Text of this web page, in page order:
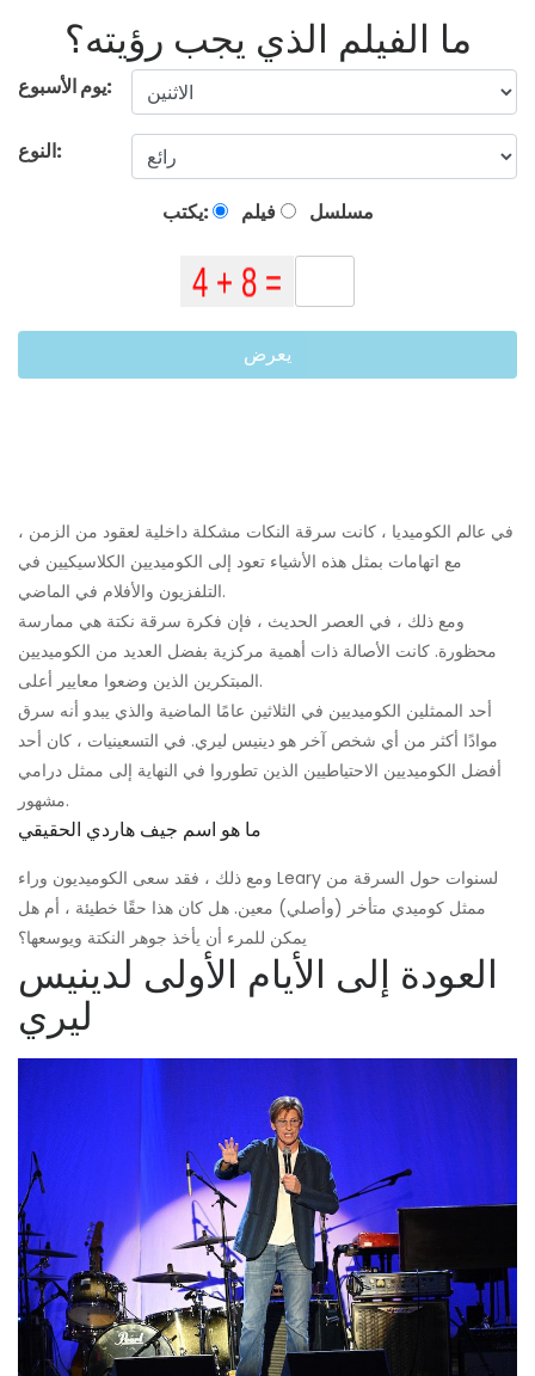
ما الفيلم الذي يجب رؤيته؟
يوم الأسبوع:
النوع:
يكتب: فيلم مسلسل
يعرض
في عالم الكوميديا ​​، كانت سرقة النكات مشكلة داخلية لعقود من الزمن ،
مع اتهامات بمثل هذه الأشياء تعود إلى الكوميديين الكلاسيكيين في
التلفزيون والأفلام في الماضي.
ومع ذلك ، في العصر الحديث ، فإن فكرة سرقة نكتة هي ممارسة
محظورة. كانت الأصالة ذات أهمية مركزية بفضل العديد من الكوميديين
المبتكرين الذين وضعوا معايير أعلى.
أحد الممثلين الكوميديين في الثلاثين عامًا الماضية والذي يبدو أنه سرق
موادًا أكثر من أي شخص آخر هو دينيس ليري. في التسعينيات ، كان أحد
أفضل الكوميديين الاحتياطيين الذين تطوروا في النهاية إلى ممثل درامي
مشهور.
ما هو اسم جيف هاردي الحقيقي
ومع ذلك ، فقد سعى الكوميديون وراء Leary لسنوات حول السرقة من
ممثل كوميدي متأخر (وأصلي) معين. هل كان هذا حقًا خطيئة ، أم هل
يمكن للمرء أن يأخذ جوهر النكتة ويوسعها؟
العودة إلى الأيام الأولى لدينيس
ليري